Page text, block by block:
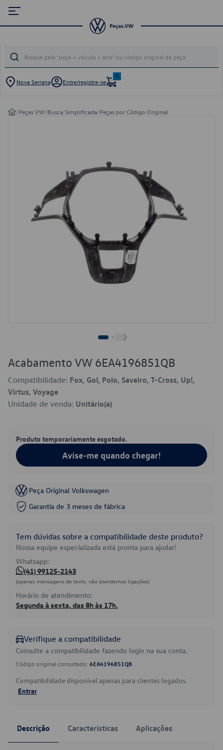
Nova Serrana Entre/registre-se
0
/Peças VW/Busca Simplificada/Peças por Código Original
Acabamento VW 6EA4196851QB
Compatibilidade: Fox, Gol, Polo, Saveiro, T-Cross, Up!,
Virtus, Voyage
Unidade de venda: Unitário(a)
Produto temporariamente esgotado.
Avise-me quando chegar!
Peça Original Volkswagen
Garantia de 3 meses de fábrica
Tem dúvidas sobre a compatibilidade deste produto?
Nossa equipe especializada está pronta para ajudar!
Whatsapp:
(41) 99125-2143
(apenas mensagens de texto, não atendemos ligações)
Horário de atendimento:
Segunda à sexta, das 8h às 17h.
Verifique a compatibilidade
Consulte a compatibilidade fazendo login na sua conta.
Código original consultado: 6EA4196851QB
Compatibilidade disponível apenas para clientes logados.
Entrar
Descrição Características Aplicações